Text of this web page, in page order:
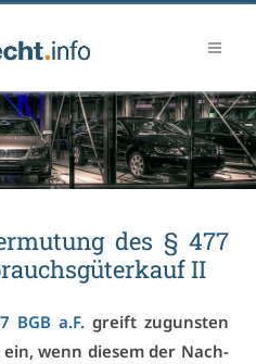
des § 477
II
BGB a.F.greift zu­guns­ten
wenn die­sem der Nach­